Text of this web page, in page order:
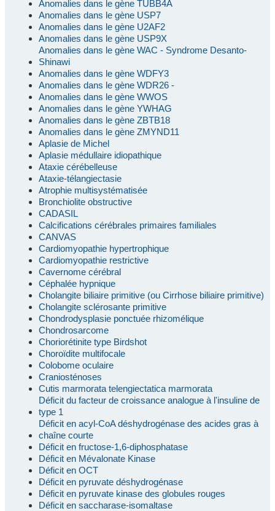
Anomalies dans le gène TUBB4A
Anomalies dans le gène USP7
Anomalies dans le gène U2AF2
Anomalies dans le gène USP9X
Anomalies dans le gène WAC - Syndrome Desanto-
Shinawi
Anomalies dans le gène WDFY3
Anomalies dans le gène WDR26 -
Anomalies dans le gène WWOS
Anomalies dans le gène YWHAG
Anomalies dans le gène ZBTB18
Anomalies dans le gène ZMYND11
Aplasie de Michel
Aplasie médullaire idiopathique
Ataxie cérébelleuse
Ataxie-télangiectasie
Atrophie multisystématisée
Bronchiolite obstructive
CADASIL
Calcifications cérébrales primaires familiales
CANVAS
Cardiomyopathie hypertrophique
Cardiomyopathie restrictive
Cavernome cérébral
Céphalée hypnique
Cholangite biliaire primitive (ou Cirrhose biliaire primitive)
Cholangite sclérosante primitive
Chondrodysplasie ponctuée rhizomélique
Chondrosarcome
Choriorétinite type Birdshot
Choroïdite multifocale
Colobome oculaire
Craniosténoses
Cutis marmorata telengiectatica marmorata
Déficit du facteur de croissance analogue à l'insuline de
type 1
Déficit en acyl-CoA déshydrogénase des acides gras à
chaîne courte
Déficit en fructose-1,6-diphosphatase
Déficit en Mévalonate Kinase
Déficit en OCT
Déficit en pyruvate déshydrogénase
Déficit en pyruvate kinase des globules rouges
Déficit en saccharase-isomaltase